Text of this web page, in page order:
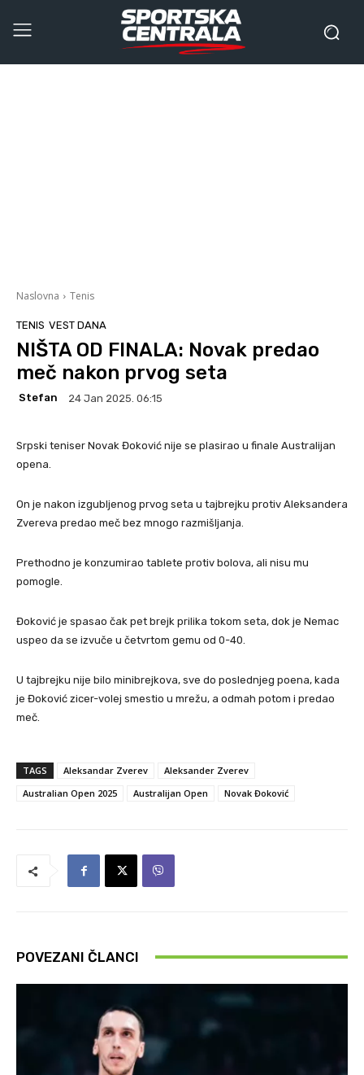
Naslovna Tenis
TENIS VEST DANA
NIŠTA OD FINALA: Novak predao
meč nakon prvog seta
Stefan 24 Jan 2025. 06:15
Srpski teniser Novak Đoković nije se plasirao u finale Australijan
opena.
On je nakon izgubljenog prvog seta u tajbrejku protiv Aleksandera
Zvereva predao meč bez mnogo razmišljanja.
Prethodno je konzumirao tablete protiv bolova, ali nisu mu
pomogle.
Đoković je spasao čak pet brejk prilika tokom seta, dok je Nemac
uspeo da se izvuče u četvrtom gemu od 0-40.
U tajbrejku nije bilo minibrejkova, sve do poslednjeg poena, kada
je Đoković zicer-volej smestio u mrežu, a odmah potom i predao
meč.
TAGS Aleksandar Zverev
Aleksander Zverev
Australian Open 2025
Australijan Open Novak Đoković
POVEZANI ČLANCI